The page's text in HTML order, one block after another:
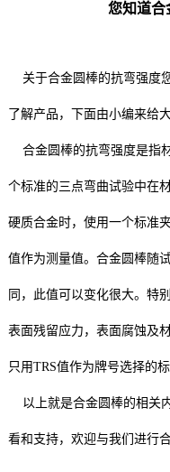
您知道合
关于合金圆棒的抗弯强度
了解产品，下面由小编来给
合金圆棒的抗弯强度是指
个标准的三点弯曲试验中在
硬质合金时，使用一个标准
值作为测量值。合金圆棒随
同，此值可以变化很大。特
表面残留应力，表面腐蚀及
只用TRS值作为牌号选择的标
以上就是合金圆棒的相关
看和支持，欢迎与我们进行合